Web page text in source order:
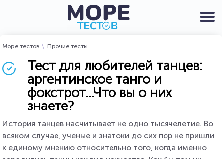
Море тестов Прочие тесты
Тест для любителей танцев:
аргентинское танго и
фокстрот...Что вы о них
знаете?
История танцев насчитывает не одно тысячелетие. Во
всяком случае, ученые и знатоки до сих пор не пришли
к единому мнению относительно того, когда именно